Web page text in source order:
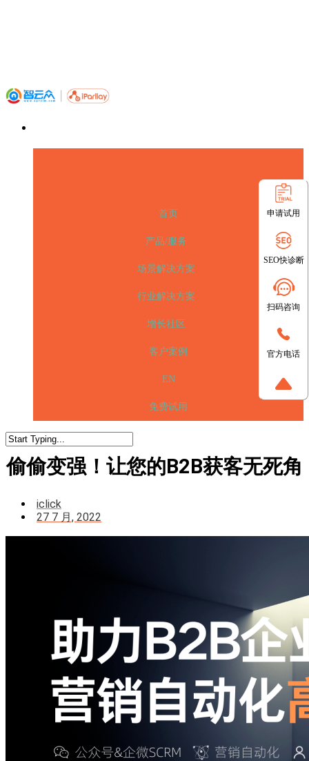
首页
产品/服务
场景解决方案
行业解决方案
增长社区
客户案例
EN
免费试用
偷偷变强！让您的B2B获客无死角
iclick
27 7 月, 2022
申请试用
SEO快诊断
扫码咨询
官方电话